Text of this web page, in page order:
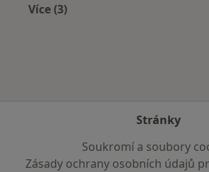
Více (3)
Stránky
Soukromí a soubory
Zásady ochrany osobních údajů